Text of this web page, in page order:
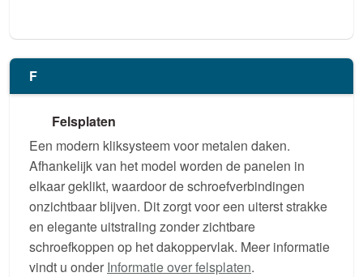
F
Felsplaten
Een modern kliksysteem voor metalen daken.
Afhankelijk van het model worden de panelen in
elkaar geklikt, waardoor de schroefverbindingen
onzichtbaar blijven. Dit zorgt voor een uiterst strakke
en elegante uitstraling zonder zichtbare
schroefkoppen op het dakoppervlak. Meer informatie
vindt u onder Informatie over felsplaten.